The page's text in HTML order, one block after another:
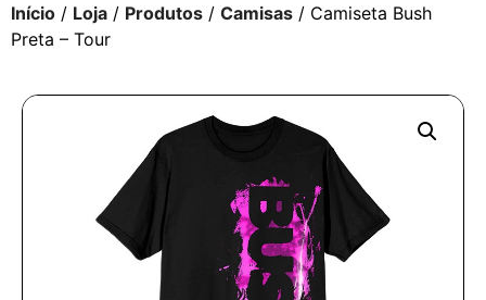
Início / Loja / Produtos / Camisas / Camiseta Bush
Preta – Tour